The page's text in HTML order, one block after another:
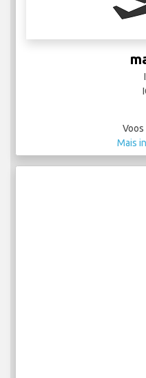
Voos
Mais